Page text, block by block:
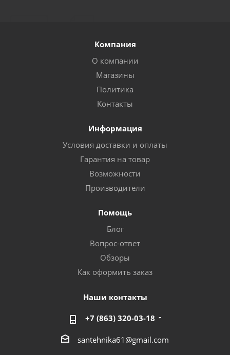
Компания
О компании
Магазины
Политика
Контакты
Информация
Условия доставки и оплаты
Гарантия на товар
Возможности
Производители
Помощь
Блог
Вопрос-ответ
Обзоры
Как оформить заказ
Наши контакты
+7 (863) 320-03-18
santehnika61@gmail.com